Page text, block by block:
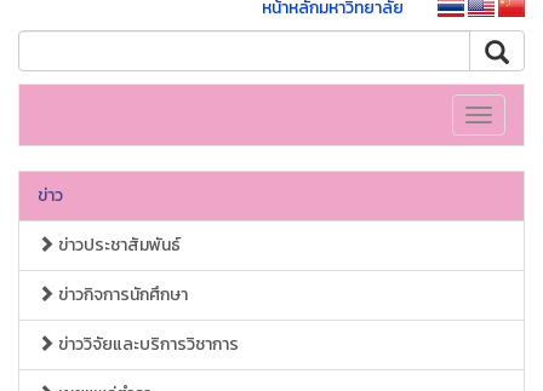
หน้าหลักมหาวิทยาลัย
Toggle
ข่าว
ข่าวประชาสัมพันธ์
ข่าวกิจการนักศึกษา
ข่าววิจัยและบริการวิชาการ